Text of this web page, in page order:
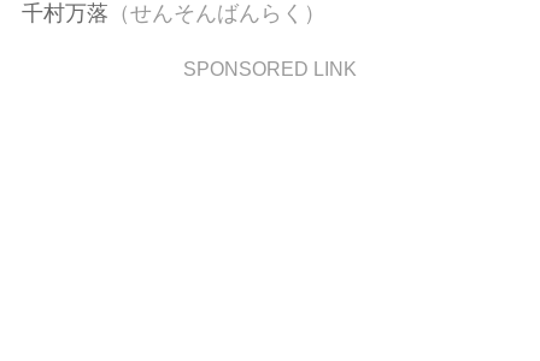
千村万落 （せんそんばんらく）
SPONSORED LINK